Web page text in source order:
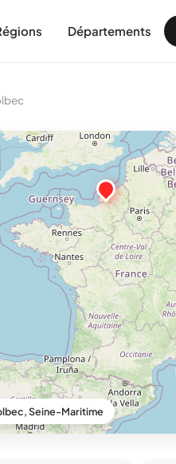
Départements
Seine-Maritime